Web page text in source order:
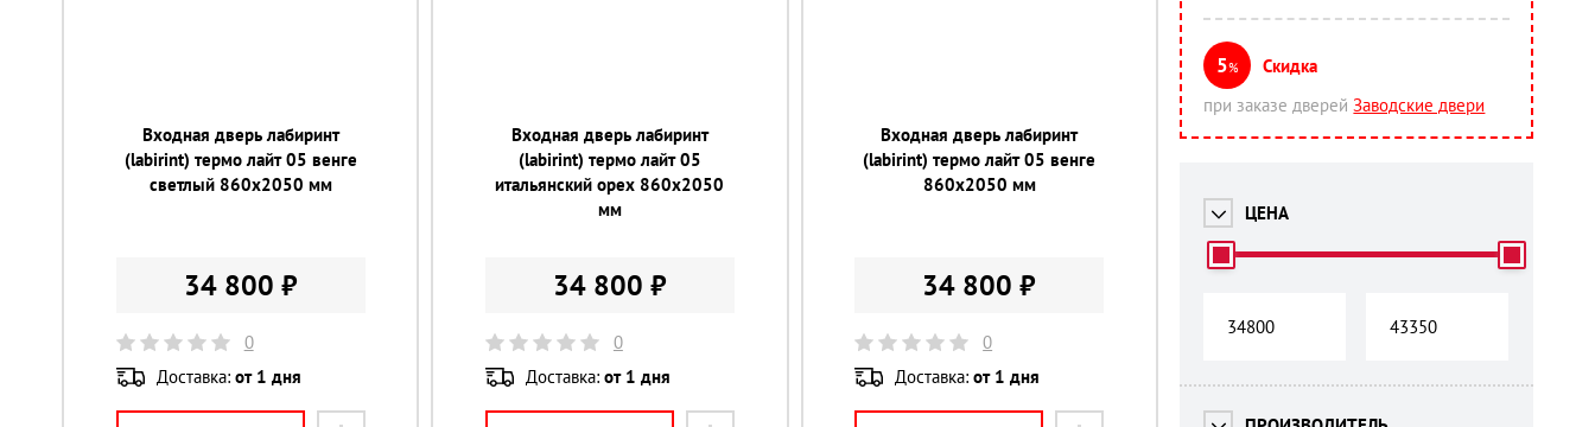
Входная дверь лабиринт
(labirint) термо лайт 05 венге
светлый 860х2050 мм
34 800 ₽
0
Доставка: от 1 дня
Входная дверь лабиринт
(labirint) термо лайт 05
итальянский орех 860х2050
мм
34 800 ₽
0
Доставка: от 1 дня
Входная дверь лабиринт
(labirint) термо лайт 05 венге
860х2050 мм
34 800 ₽
0
Доставка:от 1 дня
5%
Скидка
при заказе дверейЗаводские двери
ЦЕНА